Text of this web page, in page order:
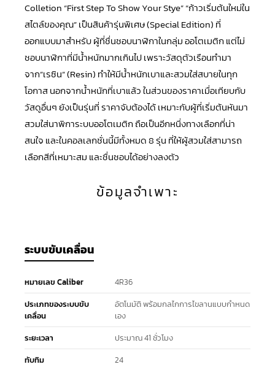
Colletion “First Step To Show Your Stye” “ก้าวเริ่มต้นใหม่ใน
สไตล์ของคุณ” เป็นสินค้ารุ่นพิเศษ (Special Edition) ที่
ออกแบบมาสำหรับ ผู้ที่ชื่นชอบนาฬิกาในกลุ่ม ออโตเมติก แต่ไม่
ชอบนาฬิกาที่มีน้ำหนักมากเกินไป เพราะวัสดุตัวเรือนทำมา
จาก”เรซิน” (Resin) ทำให้มีน้ำหนักเบาและสวมใส่สบายในทุก
โอกาส นอกจากน้ำหนักที่เบาแล้ว ในส่วนของราคาเมื่อเทียบกับ
วัสดูอื่นๆ ยังเป็นรุ่นที่ ราคาจับต้องได้ เหมาะกับผู้ที่เริ่มต้นหันมา
สวมใส่นาพิการะบบออโตเมติก ถือเป็นอีกหนึ่งทางเลือกที่น่า
สนใจ และในคอลเลกชั่นนี้มีทั้งหมด 8 รุ่น ที่ให้ผู้สวมใส่สามารถ
เลือกสีที่เหมาะสม และชื่นชอบได้อย่างลงตัว
ข้อมูลจำเพาะ
ระบบขับเคลื่อน
หมายเลข Caliber
4R36
ประเภทของระบบขับ
เคลื่อน
อัตโนมัติ พร้อมกลไกการไขลานแบบกำหนด
เอง
ระยะเวลา
ประมาณ 41 ชั่วโมง
ทับทิม
24